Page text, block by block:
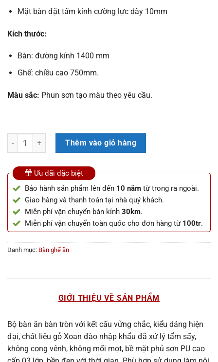
Mặt bàn đặt tấm kính cường lực dày 10mm
Kích thước:
Bàn: đường kính 1400 mm
Ghế: chiều cao 750mm.
Màu sắc: Phun sơn tạo màu theo yêu cầu.
Bàn Xoay số lượng Thêm vào giỏ hàng
Ưu đãi đặc biệt
Bảo hành sản phẩm lên đến 10 năm từ trong ra ngoài.
Giao hàng và thanh toán tại nhà quý khách.
Miễn phí vận chuyển bán kính 30km.
Miễn phí vận chuyển toàn quốc cho đơn hàng từ 100tr.
Danh mục: Bàn ghế ăn
GIỚI THIỆU VỀ SẢN PHẨM
Bộ bàn ăn bàn tròn với kết cấu vững chắc, kiểu dáng hiện
đại, chất liệu gỗ Xoan đào nhập khẩu đã xử lý tẩm sấy,
không cong vênh, không mối mọt, bề mặt phủ sơn PU cao